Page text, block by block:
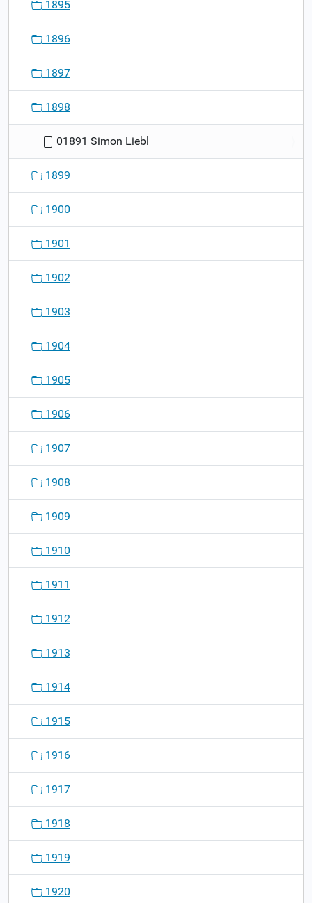
1895
1896
1897
1898
01891 Simon Liebl
1899
1900
1901
1902
1903
1904
1905
1906
1907
1908
1909
1910
1911
1912
1913
1914
1915
1916
1917
1918
1919
1920